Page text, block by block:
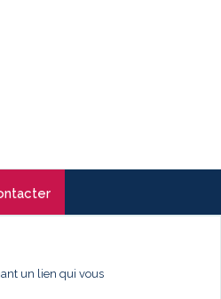
un lien qui vous